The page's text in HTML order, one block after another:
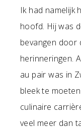
Ik had namelijk
hoofd. Hij was
bevangen door
herinneringen.
au pair was in
bleek te
culinaire
veel meer dan